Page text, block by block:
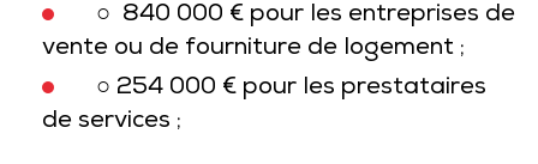
○ 840 000 € pour les entreprises de
vente ou de fourniture de logement ;
○ 254 000 € pour les prestataires
de services ;